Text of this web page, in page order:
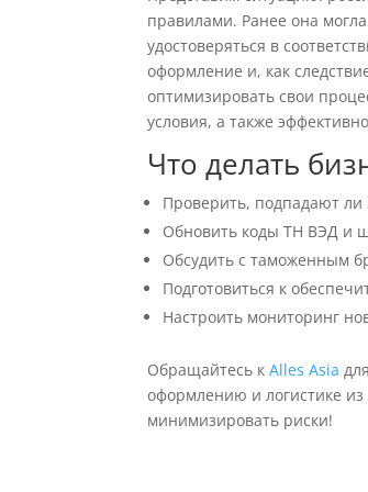
правилами. Ранее она
удостоверяться в
оформление и, как
оптимизировать свои
условия, а также
Что делать
Проверить, подпадают
Обновить коды ТН ВЭД и
Обсудить с таможенным
Подготовиться к
Настроить мониторинг
Обращайтесь кAlles Asia
оформлению и логистике
минимизировать риски!